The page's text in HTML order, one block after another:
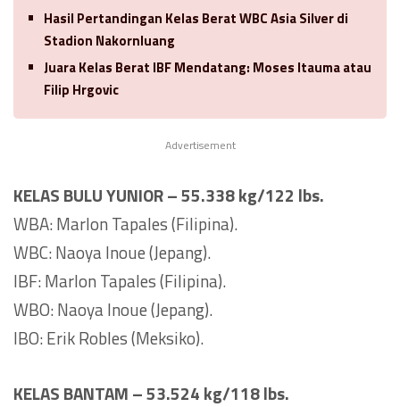
Hasil Pertandingan Kelas Berat WBC Asia Silver di
Stadion Nakornluang
Juara Kelas Berat IBF Mendatang: Moses Itauma atau
Filip Hrgovic
Advertisement
KELAS BULU YUNIOR – 55.338 kg/122 lbs.
WBA: Marlon Tapales (Filipina).
WBC: Naoya Inoue (Jepang).
IBF: Marlon Tapales (Filipina).
WBO: Naoya Inoue (Jepang).
IBO: Erik Robles (Meksiko).
KELAS BANTAM – 53.524 kg/118 lbs.